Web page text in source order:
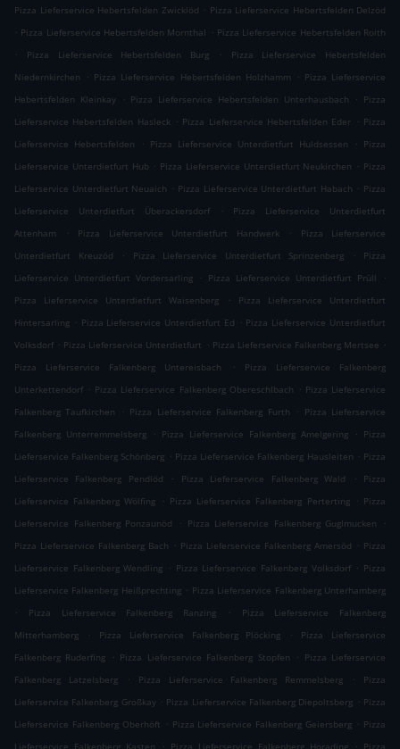
Pizza Lieferservice Hebertsfelden Zwicklöd . Pizza Lieferservice Hebertsfelden Delzöd
. Pizza Lieferservice Hebertsfelden Mornthal . Pizza Lieferservice Hebertsfelden Roith
.
Pizza Lieferservice Hebertsfelden Burg .
Pizza Lieferservice Hebertsfelden
Niedernkirchen
. Pizza Lieferservice Hebertsfelden Holzhamm . Pizza Lieferservice
Hebertsfelden Kleinkay
. Pizza Lieferservice Hebertsfelden Unterhausbach . Pizza
Lieferservice Hebertsfelden Hasleck . Pizza Lieferservice Hebertsfelden Eder . Pizza
Lieferservice Hebertsfelden
. Pizza Lieferservice Unterdietfurt Huldsessen . Pizza
Lieferservice Unterdietfurt Hub . Pizza Lieferservice Unterdietfurt Neukirchen . Pizza
Lieferservice Unterdietfurt Neuaich . Pizza Lieferservice Unterdietfurt Habach . Pizza
Lieferservice Unterdietfurt Überackersdorf
.
Pizza Lieferservice Unterdietfurt
Attenham
. Pizza Lieferservice Unterdietfurt Handwerk .
Pizza Lieferservice
Unterdietfurt Kreuzöd
. Pizza Lieferservice Unterdietfurt Sprinzenberg .
Pizza
Lieferservice Unterdietfurt Vordersarling
. Pizza Lieferservice Unterdietfurt Prüll
.
Pizza Lieferservice Unterdietfurt Waisenberg
.
Pizza Lieferservice Unterdietfurt
Hintersarling . Pizza Lieferservice Unterdietfurt Ed . Pizza Lieferservice Unterdietfurt
Volksdorf . Pizza Lieferservice Unterdietfurt . Pizza Lieferservice Falkenberg Mertsee .
Pizza Lieferservice Falkenberg Untereisbach
.
Pizza Lieferservice Falkenberg
Unterkettendorf . Pizza Lieferservice Falkenberg Obereschlbach . Pizza Lieferservice
Falkenberg Taufkirchen
. Pizza Lieferservice Falkenberg Furth . Pizza Lieferservice
Falkenberg Unterremmelsberg
. Pizza Lieferservice Falkenberg Amelgering . Pizza
Lieferservice Falkenberg Schönberg . Pizza Lieferservice Falkenberg Hausleiten . Pizza
Lieferservice Falkenberg Pendlöd
. Pizza Lieferservice Falkenberg Wald .
Pizza
Lieferservice Falkenberg Wölfing
. Pizza Lieferservice Falkenberg Perterting . Pizza
Lieferservice Falkenberg Ponzaunöd
. Pizza Lieferservice Falkenberg Guglmucken
.
Pizza Lieferservice Falkenberg Bach . Pizza Lieferservice Falkenberg Amersöd . Pizza
Lieferservice Falkenberg Wendling . Pizza Lieferservice Falkenberg Volksdorf . Pizza
Lieferservice Falkenberg Heißprechting . Pizza Lieferservice Falkenberg Unterhamberg
.
Pizza Lieferservice Falkenberg Ranzing .
Pizza Lieferservice Falkenberg
Mitterhamberg
. Pizza Lieferservice Falkenberg Plöcking .
Pizza Lieferservice
Falkenberg Ruderfing
. Pizza Lieferservice Falkenberg Stopfen . Pizza Lieferservice
Falkenberg Latzelsberg
. Pizza Lieferservice Falkenberg Remmelsberg .
Pizza
Lieferservice Falkenberg Großkay . Pizza Lieferservice Falkenberg Diepoltsberg . Pizza
Lieferservice Falkenberg Oberhöft . Pizza Lieferservice Falkenberg Geiersberg . Pizza
. .